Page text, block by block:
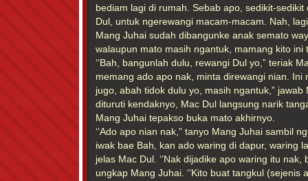
bediam lagi di rumah. Sebab apo, sedikit-
Dul, untuk ngerewangi macam-macam. Nah,
Mang Juhai sudah dibangunke anak semato
walaupun mato masih ngantuk, mamang kito ini
‘’Bah, bangunlah dulu, rewangi Dul yo,” teriak
memang ado apo nak, minta direwangi nian. Ini
jugo, abah tidok dulu yo, masih ngantuk,”
dituruti kendaknyo, Mac Dul langsung narik
Mang Juhai tepakso buka mato akhirnyo.
‘’Ado apo nian nak,” tanyo Mang Juhai sambil
iwak bae Bah, kan ado waring di dapur, waring
jelas Mac Dul. ‘’Nak dijadike apo waring itu nak,
ungkap Mang Juhai. ‘’Kito buat tangkul (sejenis